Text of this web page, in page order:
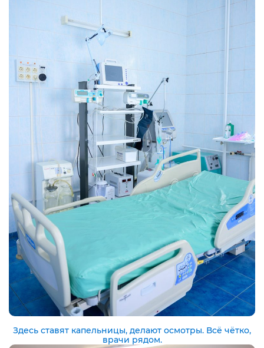
Здесь ставят капельницы, делают осмотры. Всё чётко,
врачи рядом.